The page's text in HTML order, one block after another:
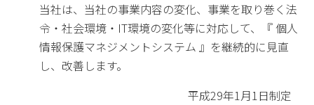
当社は、当社の事業内容の変化、事業を取り巻く法
令・社会環境・IT環境の変化等に対応して、『 個人
情報保護マネジメントシステム 』を継続的に見直
し、改善します。
平成29年1月1日制定